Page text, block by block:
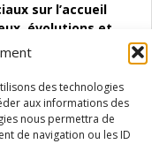
des technologies
aux informations des
nous permettra de
de navigation ou les ID
sur l’accueil
évolutions et
(SAACE)